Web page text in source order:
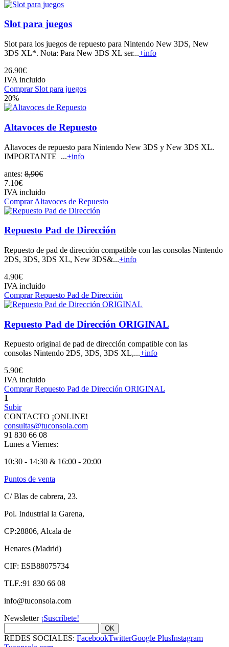
Slot para juegos
Slot para los juegos de repuesto para Nintendo New 3DS, New
3DS XL*. Nota: Para New 3DS XL ser...+info
26.90€
IVA incluido
Comprar Slot para juegos
20%
Altavoces de Repuesto
Altavoces de repuesto para Nintendo New 3DS y New 3DS XL.
IMPORTANTE ...+info
antes: 8,90€
7.10€
IVA incluido
Comprar Altavoces de Repuesto
Repuesto Pad de Dirección
Repuesto de pad de dirección compatible con las consolas Nintendo
2DS, 3DS, 3DS XL, New 3DS&...+info
4.90€
IVA incluido
Comprar Repuesto Pad de Dirección
Repuesto Pad de Dirección ORIGINAL
Repuesto original de pad de dirección compatible con las
consolas Nintendo 2DS, 3DS, 3DS XL,...+info
5.90€
IVA incluido
Comprar Repuesto Pad de Dirección ORIGINAL
1
Subir
CONTACTO ¡ONLINE!
consultas@tuconsola.com
91 830 66 08
Lunes a Viernes:
10:30 - 14:30 & 16:00 - 20:00
Puntos de venta
C/ Blas de cabrera, 23.
Pol. Industrial la Garena,
CP:28806, Alcala de
Henares (Madrid)
CIF: ESB88075734
TLF.:91 830 66 08
info@tuconsola.com
Newsletter ¡Suscríbete!
OK
REDES SOCIALES: FacebookTwitterGoogle PlusInstagram